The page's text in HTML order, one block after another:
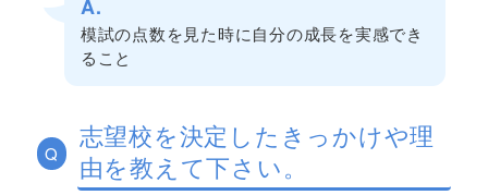
A.
模試の点数を見た時に自分の成長を実感でき
ること
Q
志望校を決定したきっかけや理
由を教えて下さい。